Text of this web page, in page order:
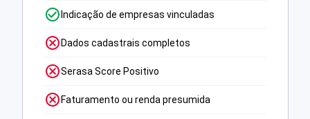
Indicação de empresas vinculadas
Dados cadastrais completos
Serasa Score Positivo
Faturamento ou renda presumida